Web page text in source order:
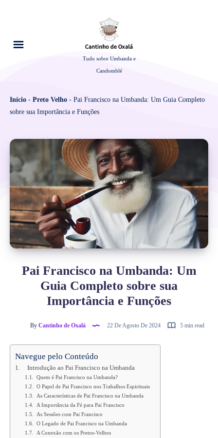
Tudo sobre Umbanda e
Candomblé
Início - Preto Velho - Pai Francisco na Umbanda: Um Guia Completo
sobre sua Importância e Funções
Pai Francisco na Umbanda: Um
Guia Completo sobre sua
Importância e Funções
ByCantinho de Oxalá 22 De Agosto De 2024 5 min read
Navegue pelo Conteúdo
Introdução ao Pai Francisco na Umbanda
Quem é Pai Francisco na Umbanda?
O Papel de Pai Francisco nos Trabalhos Espirituais
As Características de Pai Francisco na Umbanda
A Importância da Fé para Pai Francisco
As Sessões com Pai Francisco
O Legado de Pai Francisco na Umbanda
A Conexão com os Pretos-Velhos